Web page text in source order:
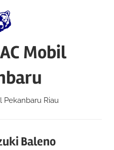
Mobil
Pekanbaru Riau
Baleno